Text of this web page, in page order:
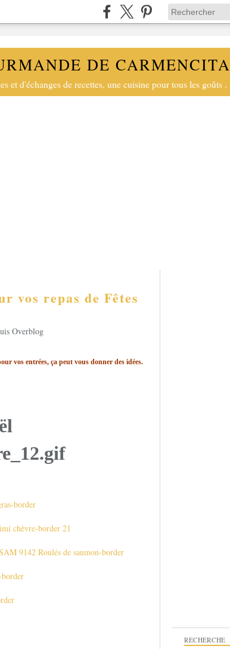
DE CARMENCITA
et d'échanges de recettes, une cuisine pour tous les goûts .
vos repas de Fêtes
Overblog
vos entrées, ça peut vous donner des idées.
RECHERCHE